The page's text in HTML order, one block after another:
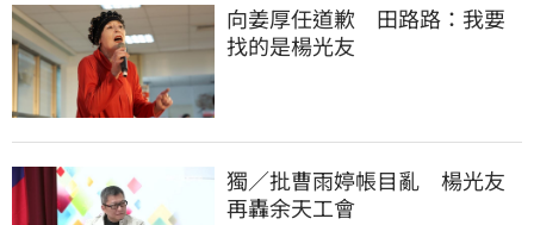
向姜厚任道歉　田路路：我要
找的是楊光友
獨／批曹雨婷帳目亂　楊光友
再轟余天工會